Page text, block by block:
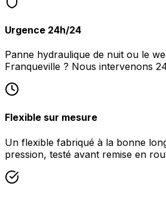
Urgence 24h/24
Panne hydraulique de nuit ou le
Franqueville ? Nous intervenons
Flexible sur mesure
Un flexible fabriqué à la bonne
pression, testé avant remise en